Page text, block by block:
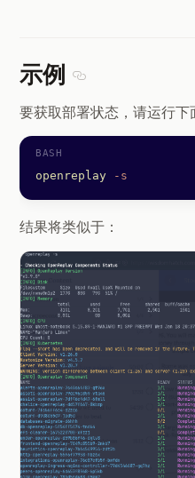
示例
要获取部署状态，请运行下
openreplay -s
结果将类似于：